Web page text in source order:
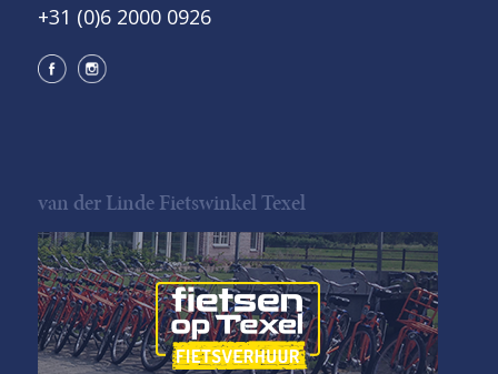
+31 (0)6 2000 0926
van der Linde Fietswinkel Texel